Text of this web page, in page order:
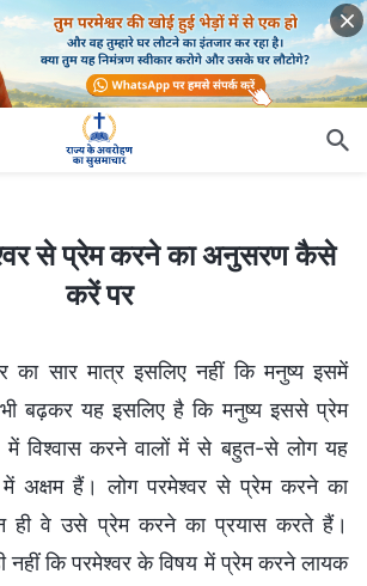
का अनुसरण कैसे करें पर
से प्रेम करने का अनुसरण कैसे
करें पर
का सार मात्र इसलिए नहीं कि मनुष्य इसमें
बढ़कर यह इसलिए है कि मनुष्य इससे प्रेम
विश्वास करने वालों में से बहुत-से लोग यह
में अक्षम हैं। लोग परमेश्वर से प्रेम करने का
ही वे उसे प्रेम करने का प्रयास करते हैं।
नहीं कि परमेश्वर के विषय में प्रेम करने लायक